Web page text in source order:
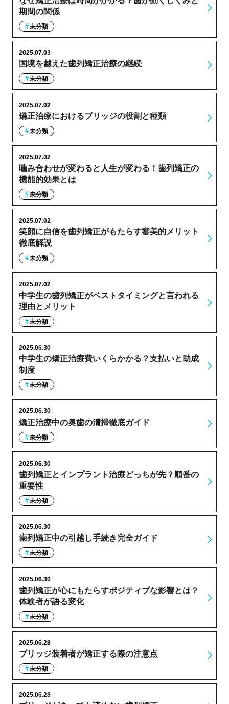
期間の関係
未分類
国境を越えた歯列矯正治療の継続
2025.07.03
未分類
矯正治療におけるブリッジの役割と種類
2025.07.02
未分類
噛み合わせが変わると人生が変わる！歯列矯正の
機能的効果とは
2025.07.02
未分類
笑顔に自信を歯列矯正がもたらす審美的メリット
徹底解説
2025.07.02
未分類
中学生の歯列矯正がベストタイミングと言われる
理由とメリット
2025.07.02
未分類
中学生の矯正治療費いくらかかる？支払いと助成
制度
2025.06.30
未分類
矯正治療中の奥歯の清掃徹底ガイド
2025.06.30
未分類
歯列矯正とインプラント治療どっちが先？順番の
重要性
2025.06.30
未分類
歯列矯正中の引越し手続き完全ガイド
2025.06.30
未分類
歯列矯正が心にもたらすポジティブな影響とは？
体験者が語る変化
2025.06.30
未分類
ブリッジ装着者が矯正する際の注意点
2025.06.28
未分類
2025.06.28